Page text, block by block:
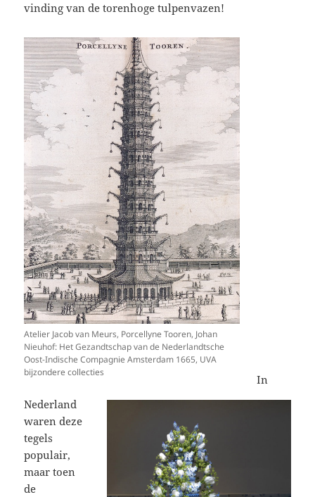
vinding van de torenhoge tulpenvazen!
Atelier Jacob van Meurs, Porcellyne Tooren, Johan
Nieuhof: Het Gezandtschap van de Nederlandtsche
Oost-Indische Compagnie Amsterdam 1665, UVA
bijzondere collecties
In
Nederland
waren deze
tegels
populair,
maar toen
de